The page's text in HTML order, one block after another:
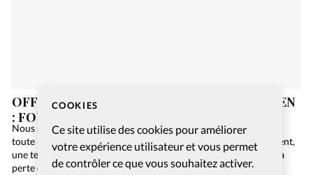
COOKIES
Ce site utilise des cookies pour améliorer
votre expérience utilisateur et vous permet
de contrôler ce que vous souhaitez activer.
OFFREZ-VOUS UN JEU DE SOCIÉTÉ CHRÉTIEN
: FOUILLES EN GALILÉE
Nous sommes en 2084. L’humanité n’utilise plus de papier car
toute l’information est numérisée sur Internet. Malheureusement,
une terrible panne informatique de niveau mondial engendre la
perte de toutes ces précieuses données, et la Bible…